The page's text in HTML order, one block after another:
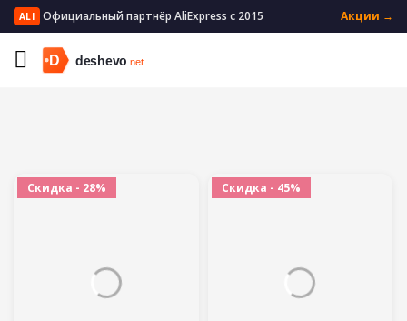
ALI Официальный партнёр AliExpress с 2015 Акции →
Главная Автомобили и мотоциклы
Скидка - 28% Скидка - 45%